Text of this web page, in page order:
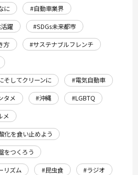
に
#自動車業界
躍
#SDGs未来都市
方
#サステナブルフレンチ
そしてクリーンに
#電気自動車
タメ #沖縄
#LGBTQ
メ
化を食い止めよう
をつくろう
リズム
#昆虫食
#ラジオ